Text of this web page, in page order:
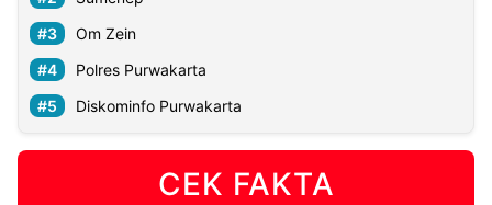
Om Zein
Polres Purwakarta
Diskominfo Purwakarta
CEK FAKTA